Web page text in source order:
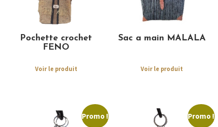
Pochette crochet
FENO
Voir le produit
Sac a main MALALA
Voir le produit
Promo ! Promo !